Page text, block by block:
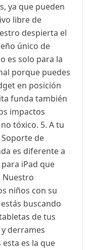
ya que pueden
libre de
despierta el
único de
es solo para la
porque puedes
en posición
funda también
impactos
tóxico. 5. A tu
de
es diferente a
iPad que
Nuestro
niños con su
buscando
de tus
derrames
es la que